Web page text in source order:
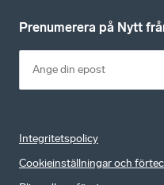
Prenumerera på Nytt
Integritetspolicy
Cookieinställningar och